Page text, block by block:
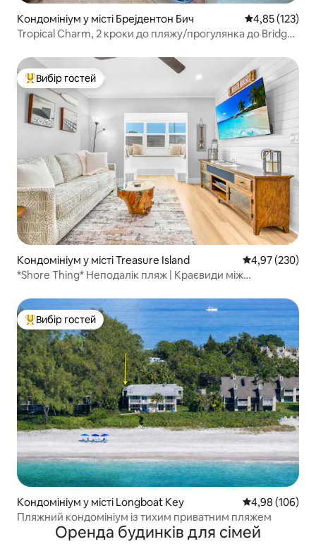
Кондомініум у місті Брејдентон Бич Середня
4,85 (123)
Tropical Charm, 2 кроки до пляжу/прогулянка до Bridge
Топ вибір гостей
Вибір гостей
Кондомініум у місті Treasure Island Середня
4,97 (230)
*Shore Thing* Неподалік пляж | Краєвиди між
Топ вибір гостей
Вибір гостей
Кондомініум у місті Longboat Key Середня
4,98 (106)
Пляжний кондомініум із тихим приватним пляжем
Оренда будинків для сімей